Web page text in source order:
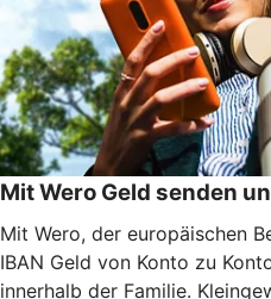
Mit Wero Geld senden
Mit Wero, der europäischen
IBAN Geld von Konto zu
innerhalb der Familie.